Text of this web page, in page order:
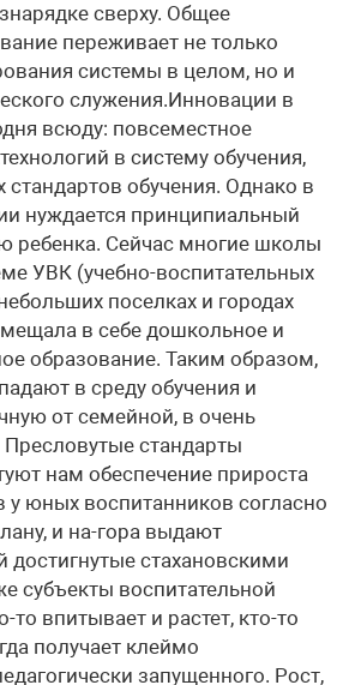
сверху. Общее
переживает не только
системы в целом, но и
служения.Инновации в
всюду: повсеместное
в систему обучения,
стандартов обучения. Однако в
нуждается принципиальный
ребенка. Сейчас многие школы
УВК (учебно-воспитательных
поселках и городах
в себе дошкольное и
образование. Таким образом,
в среду обучения и
от семейной, в очень
стандарты
нам обеспечение прироста
у юных воспитанников согласно
и на-гора выдают
достигнутые стахановскими
субъекты воспитательной
то впитывает и растет, кто-то
получает клеймо
запущенного. Рост,